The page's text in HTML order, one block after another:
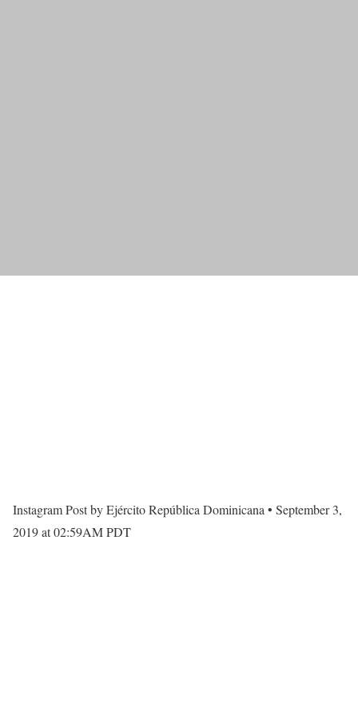
Instagram Post by Ejército República Dominicana • September 3,
2019 at 02:59AM PDT